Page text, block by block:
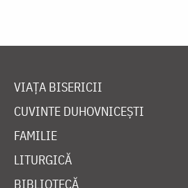
VIAȚA BISERICII
CUVINTE DUHOVNICEȘTI
FAMILIE
LITURGICĂ
BIBLIOTECĂ